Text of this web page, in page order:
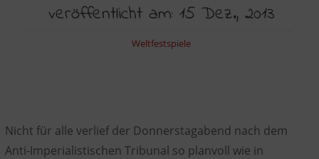
veröffentlicht am: 15 Dez., 2013
Weltfestspiele
Nicht für alle verlief der Donnerstagabend nach dem
Anti-Imperialistischen Tribunal so planvoll wie in